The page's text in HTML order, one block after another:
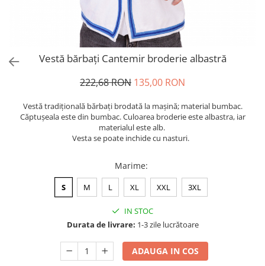
Vestă bărbați Cantemir broderie albastră
222,68 RON 135,00 RON
Vestă tradiţională bărbați brodată la maşină; material bumbac.
Căptușeala este din bumbac. Culoarea broderie este albastra, iar
materialul este alb.
Vesta se poate inchide cu nasturi.
Marime:
S M L XL XXL 3XL
IN STOC
Durata de livrare: 1-3 zile lucrătoare
ADAUGA IN COS